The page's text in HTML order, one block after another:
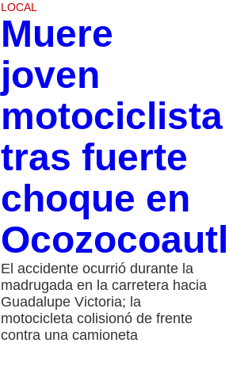
LOCAL
Muere
joven
motociclista
tras fuerte
choque en
El accidente ocurrió durante la
madrugada en la carretera hacia
Guadalupe Victoria; la
motocicleta colisionó de frente
contra una camioneta